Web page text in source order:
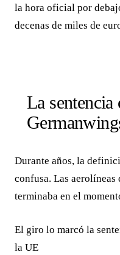
la hora oficial por
decenas de miles de
La sentencia
Durante años, la
confusa. Las
terminaba en el
El giro lo marcó la
la UE